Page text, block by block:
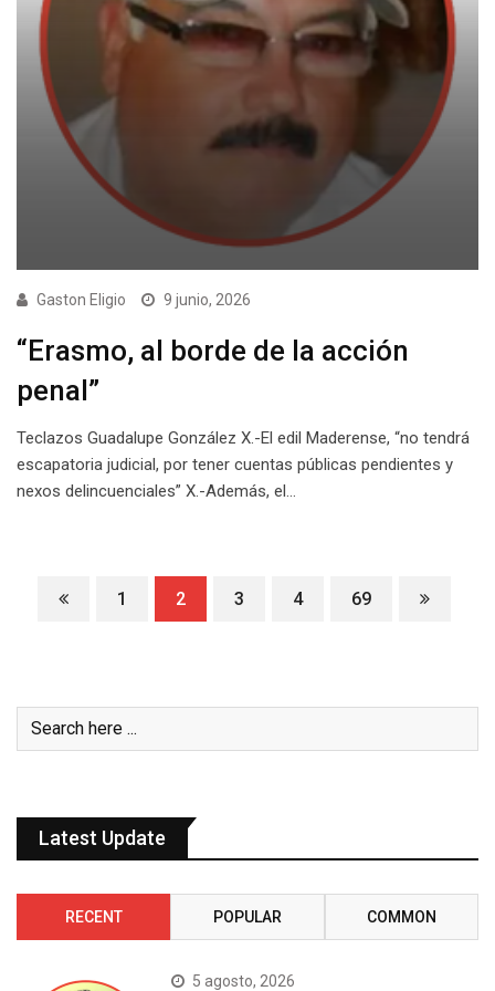
Gaston Eligio 9 junio, 2026
“Erasmo, al borde de la acción
penal”
Teclazos Guadalupe González X.-El edil Maderense, “no tendrá
escapatoria judicial, por tener cuentas públicas pendientes y
nexos delincuenciales” X.-Además, el…
1 2 3 4 69
Latest Update
RECENT POPULAR COMMON
5 agosto, 2026